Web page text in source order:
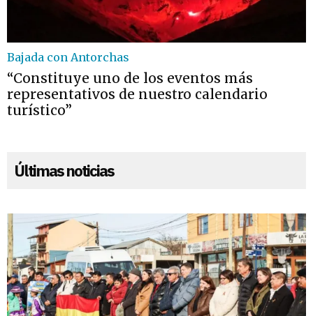
Bajada con Antorchas
“Constituye uno de los eventos más
representativos de nuestro calendario
turístico”
Últimas noticias